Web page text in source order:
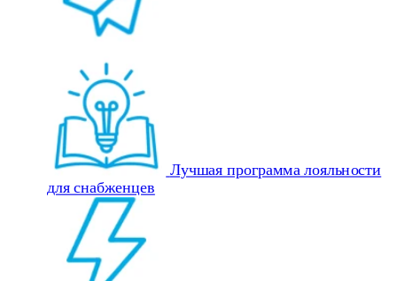
Лучшая программа лояльности
для снабженцев